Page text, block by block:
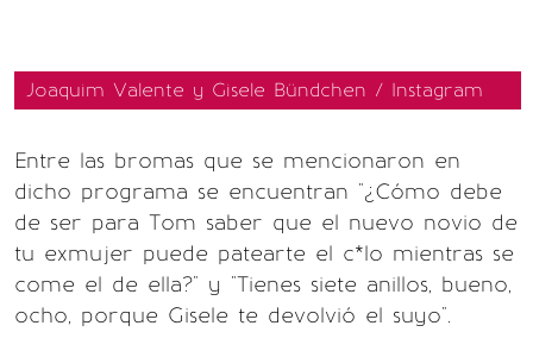
Joaquim Valente y Gisele Bündchen / Instagram
Entre las bromas que se mencionaron en
dicho programa se encuentran "¿Cómo debe
de ser para Tom saber que el nuevo novio de
tu exmujer puede patearte el c*lo mientras se
come el de ella?" y "Tienes siete anillos, bueno,
ocho, porque Gisele te devolvió el suyo".